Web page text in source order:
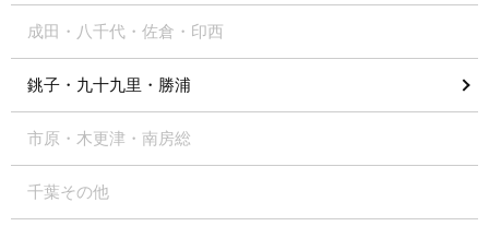
成田・八千代・佐倉・印西
銚子・九十九里・勝浦
市原・木更津・南房総
千葉その他